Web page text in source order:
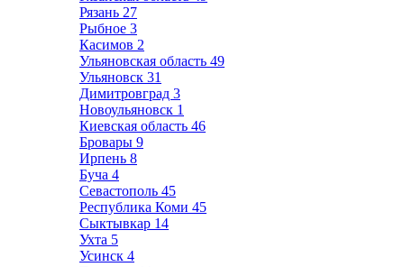
Рязань 27
Рыбное 3
Касимов 2
Ульяновская область 49
Ульяновск 31
Димитровград 3
Новоульяновск 1
Киевская область 46
Бровары 9
Ирпень 8
Буча 4
Севастополь 45
Республика Коми 45
Сыктывкар 14
Ухта 5
Усинск 4